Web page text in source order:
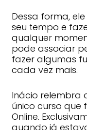
Dessa forma,
seu tempo e
qualquer
pode associar
fazer algumas
cada vez mais.
Inácio relembra
único curso que
Online.
quando já